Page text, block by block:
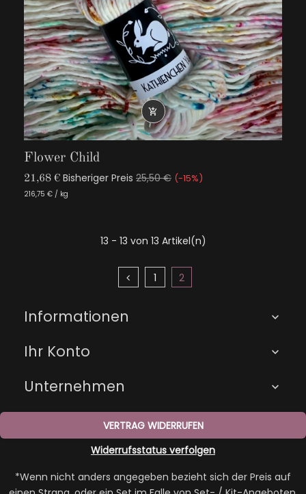

Flower Child
21,68 € Bisheriger Preis 25,50 € -15%
216,75 € / kg
13 - 13 von 13 Artikel(n)
1 2
Informationen 
Ihr Konto 
Unternehmen 
VERTRAG WIDERRUFEN
Widerrufsstatus verfolgen
*Wenn nicht anders angegeben bezieht sich der Preis auf